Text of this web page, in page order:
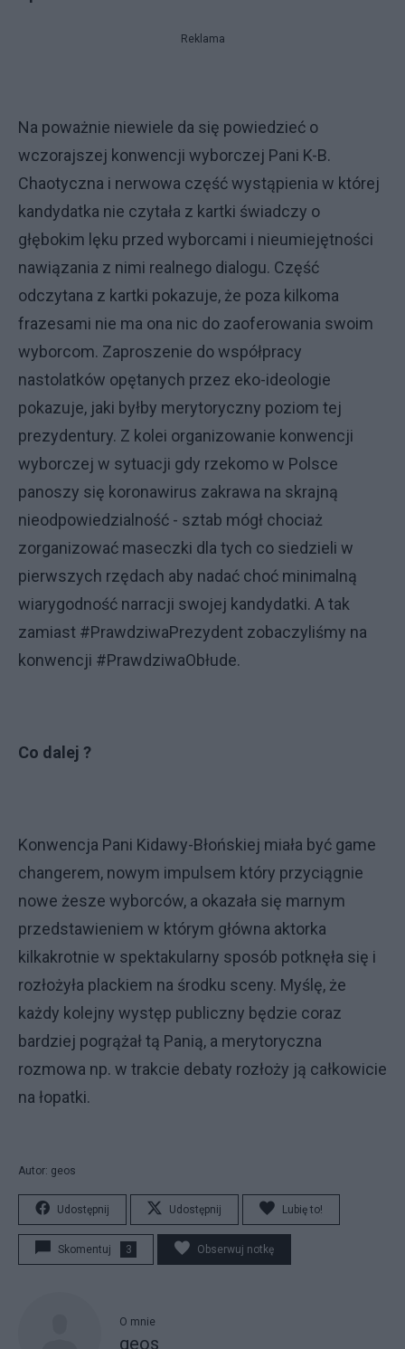
Reklama
Na poważnie niewiele da się powiedzieć o
wczorajszej konwencji wyborczej Pani K-B.
Chaotyczna i nerwowa część wystąpienia w której
kandydatka nie czytała z kartki świadczy o
głębokim lęku przed wyborcami i nieumiejętności
nawiązania z nimi realnego dialogu. Część
odczytana z kartki pokazuje, że poza kilkoma
frazesami nie ma ona nic do zaoferowania swoim
wyborcom. Zaproszenie do współpracy
nastolatków opętanych przez eko-ideologie
pokazuje, jaki byłby merytoryczny poziom tej
prezydentury. Z kolei organizowanie konwencji
wyborczej w sytuacji gdy rzekomo w Polsce
panoszy się koronawirus zakrawa na skrajną
nieodpowiedzialność - sztab mógł chociaż
zorganizować maseczki dla tych co siedzieli w
pierwszych rzędach aby nadać choć minimalną
wiarygodność narracji swojej kandydatki. A tak
zamiast #PrawdziwaPrezydent zobaczyliśmy na
konwencji #PrawdziwaObłude.
Co dalej ?
Konwencja Pani Kidawy-Błońskiej miała być game
changerem, nowym impulsem który przyciągnie
nowe żesze wyborców, a okazała się marnym
przedstawieniem w którym główna aktorka
kilkakrotnie w spektakularny sposób potknęła się i
rozłożyła plackiem na środku sceny. Myślę, że
każdy kolejny występ publiczny będzie coraz
bardziej pogrążał tą Panią, a merytoryczna
rozmowa np. w trakcie debaty rozłoży ją całkowicie
na łopatki.
Autor: geos
Udostępnij Udostępnij Lubię to!
Skomentuj 3 Obserwuj notkę
O mnie
geos